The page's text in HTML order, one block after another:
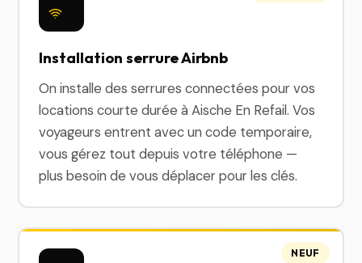
Installation serrure Airbnb
On installe des serrures connectées pour vos
locations courte durée à Aische En Refail. Vos
voyageurs entrent avec un code temporaire,
vous gérez tout depuis votre téléphone —
plus besoin de vous déplacer pour les clés.
NEUF